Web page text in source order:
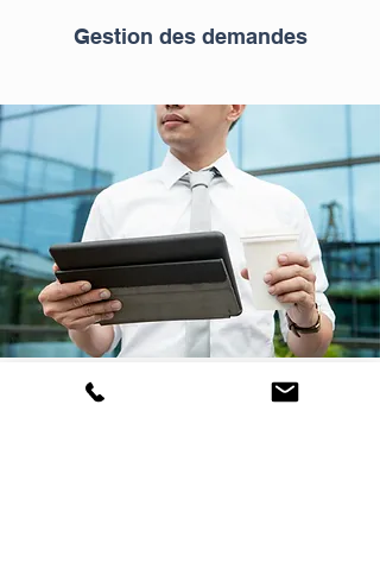
Gestion des demandes
Gestion d’inventaire